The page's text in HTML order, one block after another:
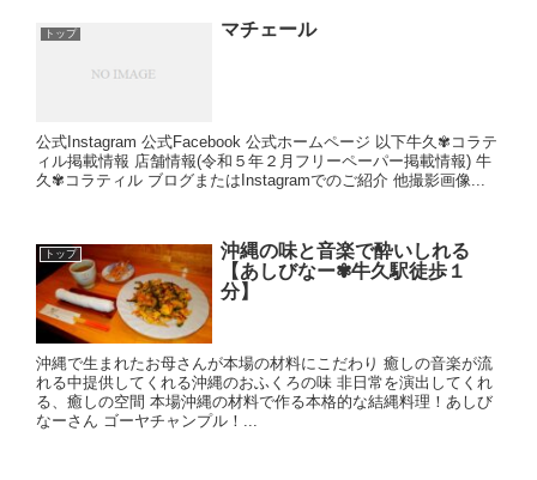
トップ マチェール
公式Instagram 公式Facebook 公式ホームページ 以下牛久✾コラテ
ィル掲載情報 店舗情報(令和５年２月フリーペーパー掲載情報) 牛
久✾コラティル ブログまたはInstagramでのご紹介 他撮影画像...
トップ
沖縄の味と音楽で酔いしれる
【あしびなー✾牛久駅徒歩１
分】
沖縄で生まれたお母さんが本場の材料にこだわり 癒しの音楽が流
れる中提供してくれる沖縄のおふくろの味 非日常を演出してくれ
る、癒しの空間 本場沖縄の材料で作る本格的な結縄料理！あしび
なーさん ゴーヤチャンプル！...